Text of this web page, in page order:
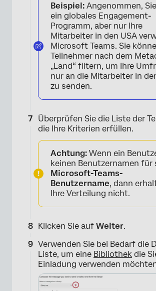
Beispiel: Angenommen,
ein globales Engagement-
Programm, aber nur Ihre
Mitarbeiter in den USA
Microsoft Teams. Sie
Teilnehmer nach dem
„Land“ filtern, um Ihre
nur an die Mitarbeiter in
zu senden.
Überprüfen Sie die Liste der
die Ihre Kriterien erfüllen.
Achtung: Wenn ein
keinen Benutzernamen für
Microsoft-Teams-
Benutzername, dann
Ihre Verteilung nicht.
Klicken Sie auf Weiter.
Verwenden Sie bei Bedarf die
Liste, um eine Bibliothek die
Einladung verwenden